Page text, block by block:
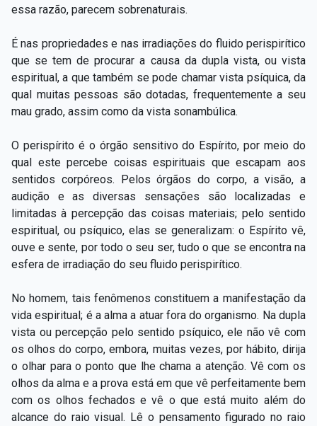
essa razão, parecem sobrenaturais.
É nas propriedades e nas irradiações do fluido perispirítico
que se tem de procurar a causa da dupla vista, ou vista
espiritual, a que também se pode chamar vista psíquica, da
qual muitas pessoas são dotadas, frequentemente a seu
mau grado, assim como da vista sonambúlica.
O perispírito é o órgão sensitivo do Espírito, por meio do
qual este percebe coisas espirituais que escapam aos
sentidos corpóreos. Pelos órgãos do corpo, a visão, a
audição e as diversas sensações são localizadas e
limitadas à percepção das coisas materiais; pelo sentido
espiritual, ou psíquico, elas se generalizam: o Espírito vê,
ouve e sente, por todo o seu ser, tudo o que se encontra na
esfera de irradiação do seu fluido perispirítico.
No homem, tais fenômenos constituem a manifestação da
vida espiritual; é a alma a atuar fora do organismo. Na dupla
vista ou percepção pelo sentido psíquico, ele não vê com
os olhos do corpo, embora, muitas vezes, por hábito, dirija
o olhar para o ponto que lhe chama a atenção. Vê com os
olhos da alma e a prova está em que vê perfeitamente bem
com os olhos fechados e vê o que está muito além do
alcance do raio visual. Lê o pensamento figurado no raio